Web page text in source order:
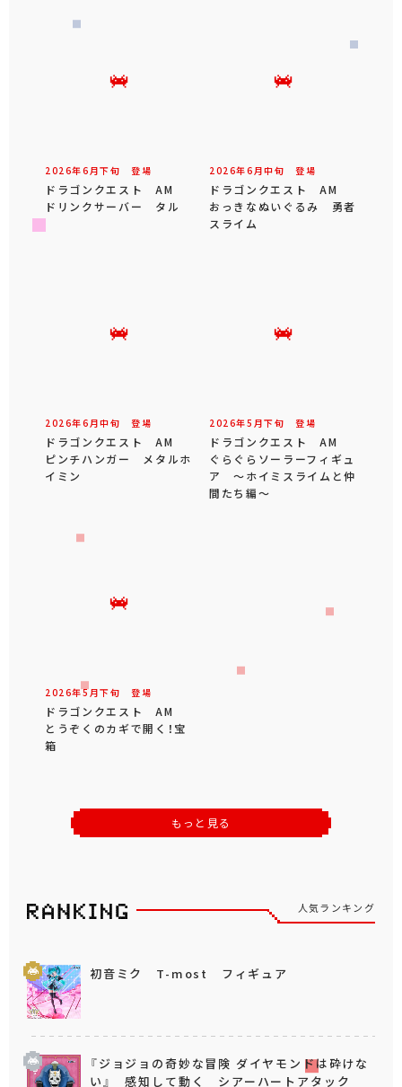
2026年6 月下旬 登場
ドラゴンクエスト AM
ドリンクサーバー タル
2026年6 月中旬 登場
ドラゴンクエスト AM
おっきなぬいぐるみ 勇者
スライム
2026年6 月中旬 登場
ドラゴンクエスト AM
ピンチハンガー メタルホ
イミン
2026年5 月下旬 登場
ドラゴンクエスト AM
ぐらぐらソーラーフィギュ
ア ～ホイミスライムと仲
間たち編～
2026年5月下旬 登場
ドラゴンクエスト AM
とうぞくのカギで開く！宝
箱
もっと見る
人気ランキング
初音ミク T-most フィギュア
『ジョジョの奇妙な冒険 ダイヤモンドは砕けな
い』 感知して動く シアーハートアタック